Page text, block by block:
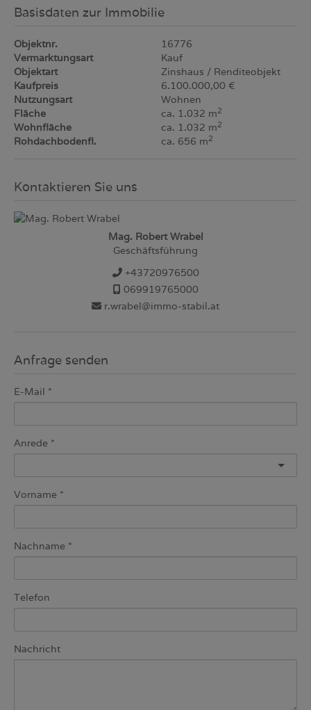
Basisdaten zur Immobilie
Objektnr.
16776
Vermarktungsart
Kauf
Objektart
Zinshaus / Renditeobjekt
Kaufpreis
6.100.000,00 €
Nutzungsart
Wohnen
Fläche
ca. 1.032 m2
Wohnfläche ca. 1.032 m2
Rohdachbodenfl. ca. 656 m2
Kontaktieren Sie uns
Mag. Robert Wrabel
Geschäftsführung
+43720976500
069919765000
r.wrabel@immo-stabil.at
Anfrage senden
E-Mail
Anrede
Vorname
Nachname
Telefon
Nachricht